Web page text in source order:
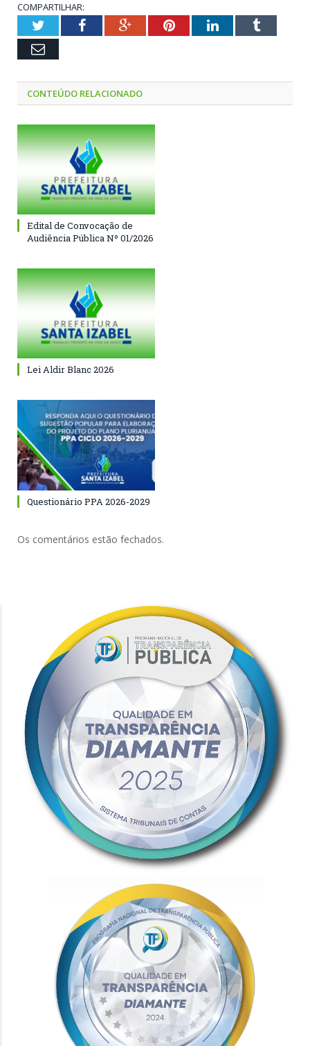
COMPARTILHAR:
TwitterFacebookGoogle+PinterestLinkedInTumblr
Email
CONTEÚDO RELACIONADO
Edital de Convocação de
Audiência Pública Nº 01/2026
Lei Aldir Blanc 2026
Questionário PPA 2026-2029
Os comentários estão fechados.